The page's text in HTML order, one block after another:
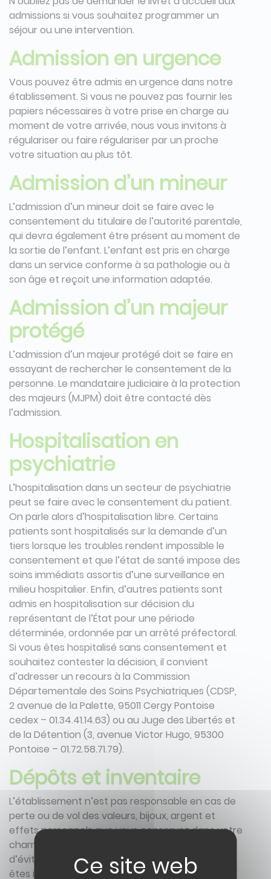
admissions si vous souhaitez programmer un
séjour ou une intervention.
Admission en urgence
Vous pouvez être admis en urgence dans notre
établissement. Si vous ne pouvez pas fournir les
papiers nécessaires à votre prise en charge au
moment de votre arrivée, nous vous invitons à
régulariser ou faire régulariser par un proche
votre situation au plus tôt.
Admission d’un mineur
L’admission d’un mineur doit se faire avec le
consentement du titulaire de l’autorité parentale,
qui devra également être présent au moment de
la sortie de l’enfant. L’enfant est pris en charge
dans un service conforme à sa pathologie ou à
son âge et reçoit une information adaptée.
Admission d’un majeur
protégé
L’admission d’un majeur protégé doit se faire en
essayant de rechercher le consentement de la
personne. Le mandataire judiciaire à la protection
des majeurs (MJPM) doit être contacté dès
l’admission.
Hospitalisation en
psychiatrie
L’hospitalisation dans un secteur de psychiatrie
peut se faire avec le consentement du patient.
On parle alors d’hospitalisation libre. Certains
patients sont hospitalisés sur la demande d’un
tiers lorsque les troubles rendent impossible le
consentement et que l’état de santé impose des
soins immédiats assortis d’une surveillance en
milieu hospitalier. Enfin, d’autres patients sont
admis en hospitalisation sur décision du
représentant de l’État pour une période
déterminée, ordonnée par un arrêté préfectoral.
Si vous êtes hospitalisé sans consentement et
souhaitez contester la décision, il convient
d’adresser un recours à la Commission
Départementale des Soins Psychiatriques (CDSP,
2 avenue de la Palette, 95011 Cergy Pontoise
cedex – 01.34.41.14.63) ou au Juge des Libertés et
de la Détention (3, avenue Victor Hugo, 95300
Pontoise – 01.72.58.71.79).
Dépôts et inventaire
L’établissement n’est pas responsable en cas de
perte ou de vol des valeurs, bijoux, argent et
effets personnels que vous conservez dans votre
chambre (article R.1113-3 du CSP). Il est préférable
d’éviter d’apporter des valeurs à l’hôpital. Vous
êtes invités à effectuer sans délai le dépôt des